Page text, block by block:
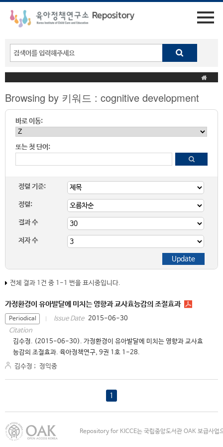
Browsing by 키워드 : cognitive development
바로 이동:
또는 첫 단어:
정렬 기준:
정렬:
결과 수
저자 수
전체 결과 1건 중 1-1 번을 표시중입니다.
가정환경이 유아발달에 미치는 영향과 교사효능감의 조절효과
Periodical Issue Date 2015-06-30
Citation
김수정. (2015-06-30). 가정환경이 유아발달에 미치는 영향과 교사효
능감의 조절효과. 육아정책연구, 9권 1호 1-28.
김수정 ; 정익중
1
Repository for KICCE는 국립중앙도서관 OAK 보급사업